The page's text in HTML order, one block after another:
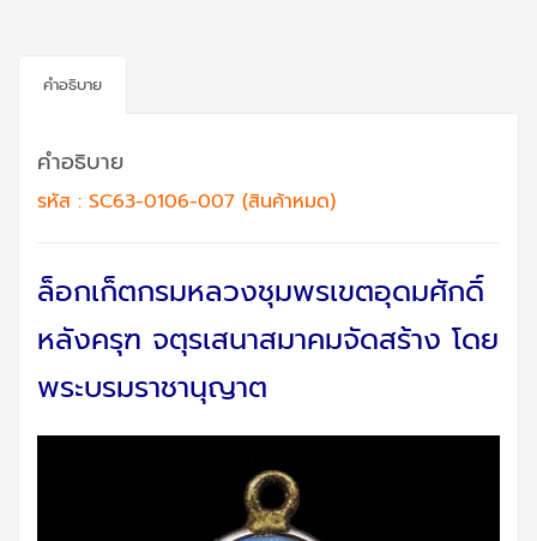
คำอธิบาย
คำอธิบาย
รหัส : SC63-0106-007 (สินค้าหมด)
ล็อกเก็ตกรมหลวงชุมพรเขตอุดมศักดิ์
หลังครุฑ จตุรเสนาสมาคมจัดสร้าง โดย
พระบรมราชานุญาต